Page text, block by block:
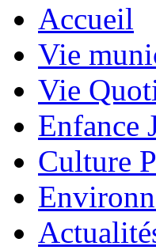
Accueil
Vie
Vie
Enfance
Culture